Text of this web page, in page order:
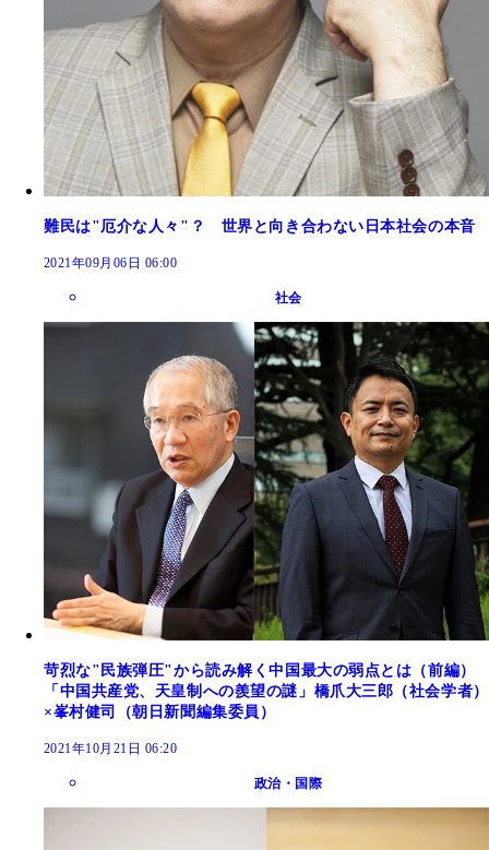
難民は"厄介な人々"？ 世界と向き合わない日本社会の本音
2021年09月06日 06:00
社会
苛烈な"民族弾圧"から読み解く中国最大の弱点とは（前編）
「中国共産党、天皇制への羨望の謎」橋爪大三郎（社会学者）
×峯村健司（朝日新聞編集委員）
2021年10月21日 06:20
政治・国際